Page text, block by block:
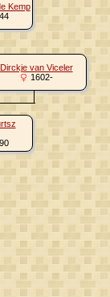
Kemp
Dirckje van Viceler
1602-